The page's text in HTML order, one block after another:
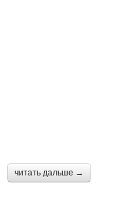
читать дальше →